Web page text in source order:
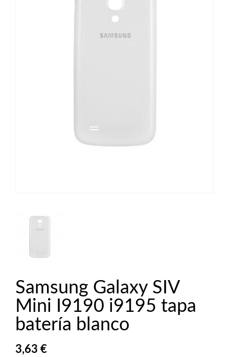
Samsung Galaxy SIV
Mini I9190 i9195 tapa
batería blanco
3,63 €